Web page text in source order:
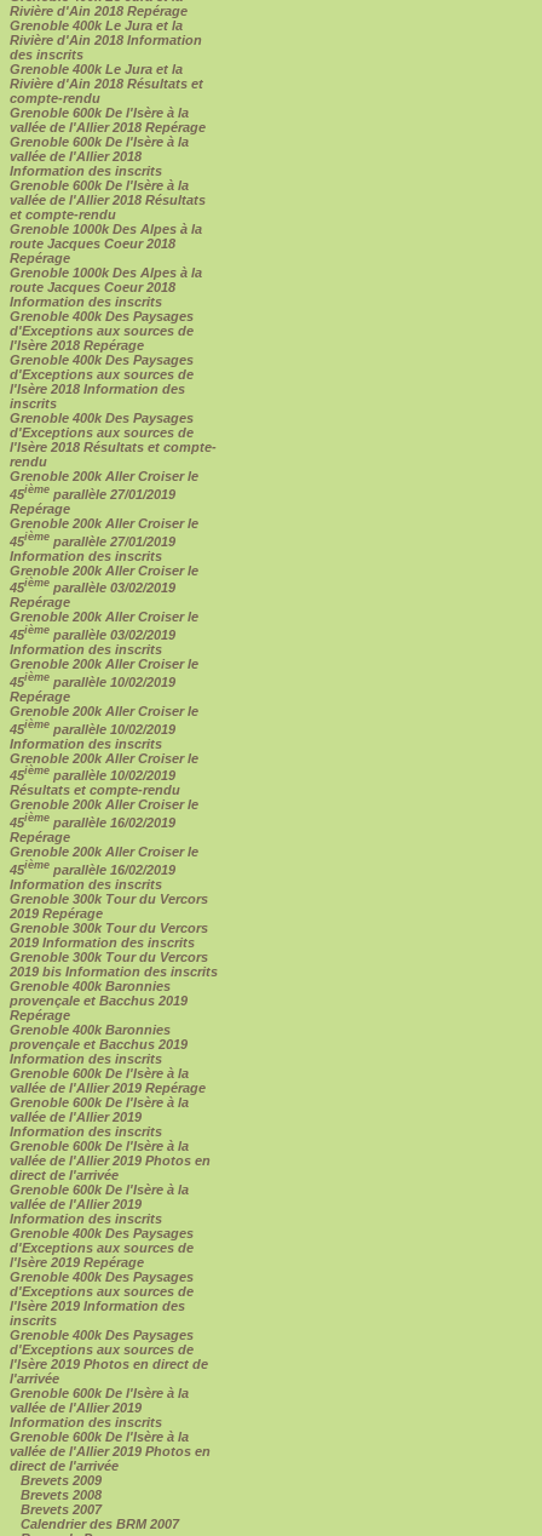
Rivière d'Ain 2018 Repérage
Grenoble 400k Le Jura et la
Rivière d'Ain 2018 Information
des inscrits
Grenoble 400k Le Jura et la
Rivière d'Ain 2018 Résultats et
compte-rendu
Grenoble 600k De l'Isère à la
vallée de l'Allier 2018 Repérage
Grenoble 600k De l'Isère à la
vallée de l'Allier 2018
Information des inscrits
Grenoble 600k De l'Isère à la
vallée de l'Allier 2018 Résultats
et compte-rendu
Grenoble 1000k Des Alpes à la
route Jacques Coeur 2018
Repérage
Grenoble 1000k Des Alpes à la
route Jacques Coeur 2018
Information des inscrits
Grenoble 400k Des Paysages
d'Exceptions aux sources de
l'Isère 2018 Repérage
Grenoble 400k Des Paysages
d'Exceptions aux sources de
l'Isère 2018 Information des
inscrits
Grenoble 400k Des Paysages
d'Exceptions aux sources de
l'Isère 2018 Résultats et compte-
rendu
Grenoble 200k Aller Croiser le
45ième parallèle 27/01/2019
Repérage
Grenoble 200k Aller Croiser le
45ième parallèle 27/01/2019
Information des inscrits
Grenoble 200k Aller Croiser le
45ième parallèle 03/02/2019
Repérage
Grenoble 200k Aller Croiser le
45ième parallèle 03/02/2019
Information des inscrits
Grenoble 200k Aller Croiser le
45ième parallèle 10/02/2019
Repérage
Grenoble 200k Aller Croiser le
45ième parallèle 10/02/2019
Information des inscrits
Grenoble 200k Aller Croiser le
45ième parallèle 10/02/2019
Résultats et compte-rendu
Grenoble 200k Aller Croiser le
45ième parallèle 16/02/2019
Repérage
Grenoble 200k Aller Croiser le
45ième parallèle 16/02/2019
Information des inscrits
Grenoble 300k Tour du Vercors
2019 Repérage
Grenoble 300k Tour du Vercors
2019 Information des inscrits
Grenoble 300k Tour du Vercors
2019 bis Information des inscrits
Grenoble 400k Baronnies
provençale et Bacchus 2019
Repérage
Grenoble 400k Baronnies
provençale et Bacchus 2019
Information des inscrits
Grenoble 600k De l'Isère à la
vallée de l'Allier 2019 Repérage
Grenoble 600k De l'Isère à la
vallée de l'Allier 2019
Information des inscrits
Grenoble 600k De l'Isère à la
vallée de l'Allier 2019 Photos en
direct de l'arrivée
Grenoble 600k De l'Isère à la
vallée de l'Allier 2019
Information des inscrits
Grenoble 400k Des Paysages
d'Exceptions aux sources de
l'Isère 2019 Repérage
Grenoble 400k Des Paysages
d'Exceptions aux sources de
l'Isère 2019 Information des
inscrits
Grenoble 400k Des Paysages
d'Exceptions aux sources de
l'Isère 2019 Photos en direct de
l'arrivée
Grenoble 600k De l'Isère à la
vallée de l'Allier 2019
Information des inscrits
Grenoble 600k De l'Isère à la
vallée de l'Allier 2019 Photos en
direct de l'arrivée
Brevets 2009
Brevets 2008
Brevets 2007
Calendrier des BRM 2007